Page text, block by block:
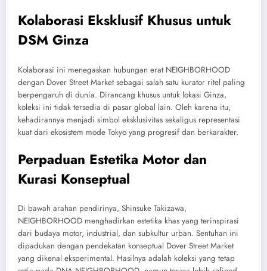
Kolaborasi Eksklusif Khusus untuk
DSM Ginza
Kolaborasi ini menegaskan hubungan erat NEIGHBORHOOD
dengan Dover Street Market sebagai salah satu kurator ritel paling
berpengaruh di dunia. Dirancang khusus untuk lokasi Ginza,
koleksi ini tidak tersedia di pasar global lain. Oleh karena itu,
kehadirannya menjadi simbol eksklusivitas sekaligus representasi
kuat dari ekosistem mode Tokyo yang progresif dan berkarakter.
Perpaduan Estetika Motor dan
Kurasi Konseptual
Di bawah arahan pendirinya, Shinsuke Takizawa,
NEIGHBORHOOD menghadirkan estetika khas yang terinspirasi
dari budaya motor, industrial, dan subkultur urban. Sentuhan ini
dipadukan dengan pendekatan konseptual Dover Street Market
yang dikenal eksperimental. Hasilnya adalah koleksi yang tetap